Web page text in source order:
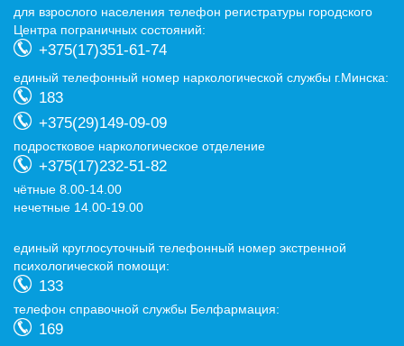
для взрослого населения телефон регистратуры городского
Центра пограничных состояний:
+375(17)351-61-74
eдиный телефонный номер наркологической службы г.Минска:
183
+375(29)149-09-09
подростковое наркологическое отделение
+375(17)232-51-82
чётные 8.00-14.00
нечетные 14.00-19.00
eдиный круглосуточный телефонный номер экстренной
психологической помощи:
133
телефон справочной службы Белфармация:
169